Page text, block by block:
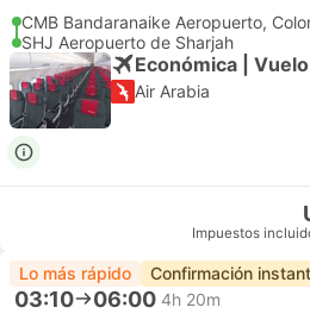
CMB Bandaranaike Aeropuerto,
SHJ Aeropuerto de Sharjah
Económica |
Air Arabia
Impuestos
Lo más rápido Confirmación
03:10 06:00 4h 20m